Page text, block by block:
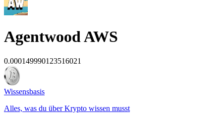
AgentwoodAWS
0.000149990123516021
Wissensbasis
Alles, was du über Krypto wissen musst